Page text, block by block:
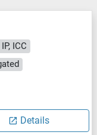
ICC
Details